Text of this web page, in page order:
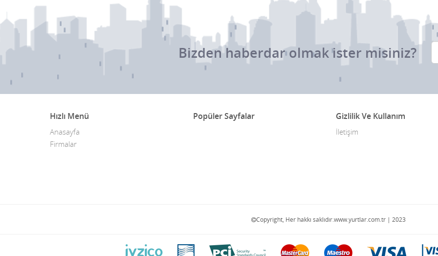
Bizden haberdar olmak ister misiniz?
Hızlı Menü
Anasayfa
Firmalar
Popüler Sayfalar Gizlilik Ve Kullanım
İletişim
Copyright, Her hakkı saklıdır.www.yurtlar.com.tr | 2023